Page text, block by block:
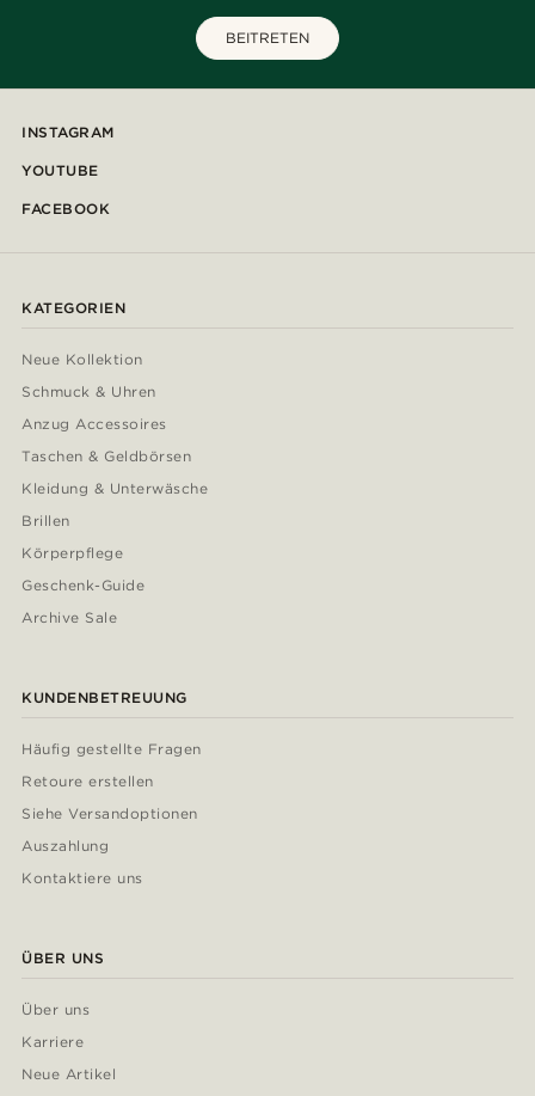
BEITRETEN
INSTAGRAM
YOUTUBE
FACEBOOK
KATEGORIEN
Neue Kollektion
Schmuck & Uhren
Anzug Accessoires
Taschen & Geldbörsen
Kleidung & Unterwäsche
Brillen
Körperpflege
Geschenk-Guide
Archive Sale
KUNDENBETREUUNG
Häufig gestellte Fragen
Retoure erstellen
Siehe Versandoptionen
Auszahlung
Kontaktiere uns
ÜBER UNS
Über uns
Karriere
Neue Artikel